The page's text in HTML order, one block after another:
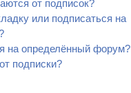
от подписок?
или подписаться на
на определённый форум?
подписки?